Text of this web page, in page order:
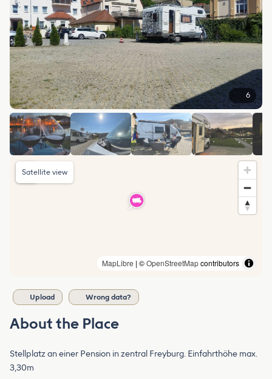
6
MapLibre | ©OpenStreetMapcontributors
Satellite view
Upload Wrong data?
About the Place
Stellplatz an einer Pension in zentral Freyburg. Einfahrthöhe max.
3,30m